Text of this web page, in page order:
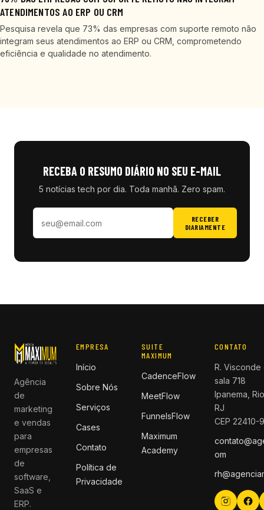
ATENDIMENTOS AO ERP OU CRM
Pesquisa revela que 73% das empresas com suporte remoto não
integram seus atendimentos ao ERP ou CRM, comprometendo
eficiência e qualidade no atendimento.
RECEBA O RESUMO DIÁRIO NO SEU E-MAIL
5 notícias tech por dia. Toda manhã. Zero spam.
RECEBER
DIARIAMENTE
Agência
de
marketing
e vendas
para
empresas
de
software,
SaaS e
ERP.
EMPRESA
Início
Sobre Nós
Serviços
Cases
Contato
Política de
Privacidade
SUITE
MAXIMUM
CadenceFlow
MeetFlow
FunnelsFlow
Maximum
Academy
CONTATO
R.
sala 718
Ipanema,
RJ
CEP 22410-
om